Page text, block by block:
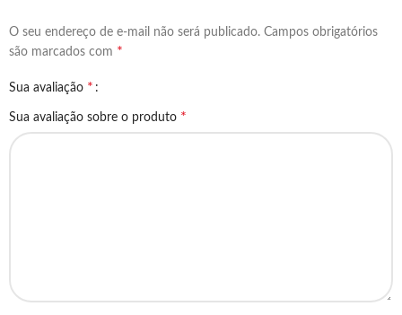
O seu endereço de e-mail não será publicado. Campos obrigatórios
são marcados com *
Sua avaliação *
Sua avaliação sobre o produto *